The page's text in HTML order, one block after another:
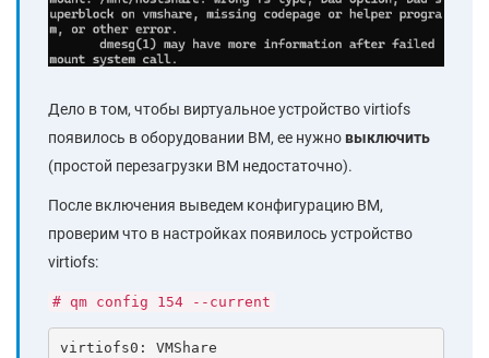
Дело в том, чтобы виртуальное устройство virtiofs
появилось в оборудовании ВМ, ее нужно выключить
(простой перезагрузки ВМ недостаточно).
После включения выведем конфигурацию ВМ,
проверим что в настройках появилось устройство
virtiofs:
# qm config 154 --current
virtiofs0: VMShare